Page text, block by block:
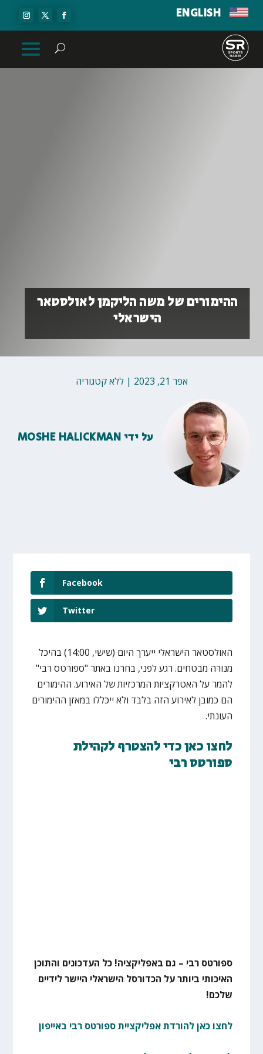
ENGLISH
ההימורים של משה הליקמן לאולסטאר
הישראלי
אפר 21, 2023 |ללא קטגוריה
על ידי MOSHE HALICKMAN
Facebook
Twitter
האולסטאר הישראלי ייערך היום (שישי, 14:00) בהיכל
מנורה מבטחים. רגע לפני, בחרנו באתר "ספורטס רבי"
להמר על האטרקציות המרכזיות של האירוע. ההימורים
הם כמובן לאירוע הזה בלבד ולא ייכללו במאזן ההימורים
העונתי.
לחצו כאן כדי להצטרף לקהילת
ספורטס רבי
ספורטס רבי – גם באפליקציה! כל העדכונים והתוכן
האיכותי ביותר על הכדורסל הישראלי היישר לידיים
שלכם!
לחצו כאן להורדת אפליקציית ספורטס רבי באייפון